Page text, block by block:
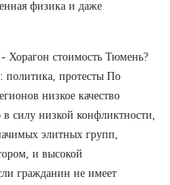
физика и даже
Хорагон стоимость Тюмень?
политика, протесты По
низкое качество
силу низкой конфликтности,
элитных групп,
и высокой
гражданин не имеет